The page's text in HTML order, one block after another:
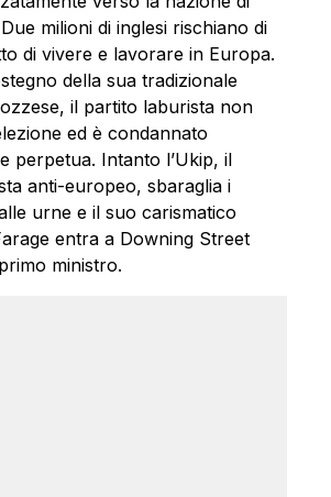
milioni di inglesi rischiano di
di vivere e lavorare in Europa.
della sua tradizionale
il partito laburista non
ed è condannato
perpetua. Intanto l’Ukip, il
anti-europeo, sbaraglia i
urne e il suo carismatico
entra a Downing Street
ministro.